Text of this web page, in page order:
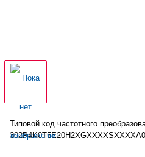
Типовой код частотного